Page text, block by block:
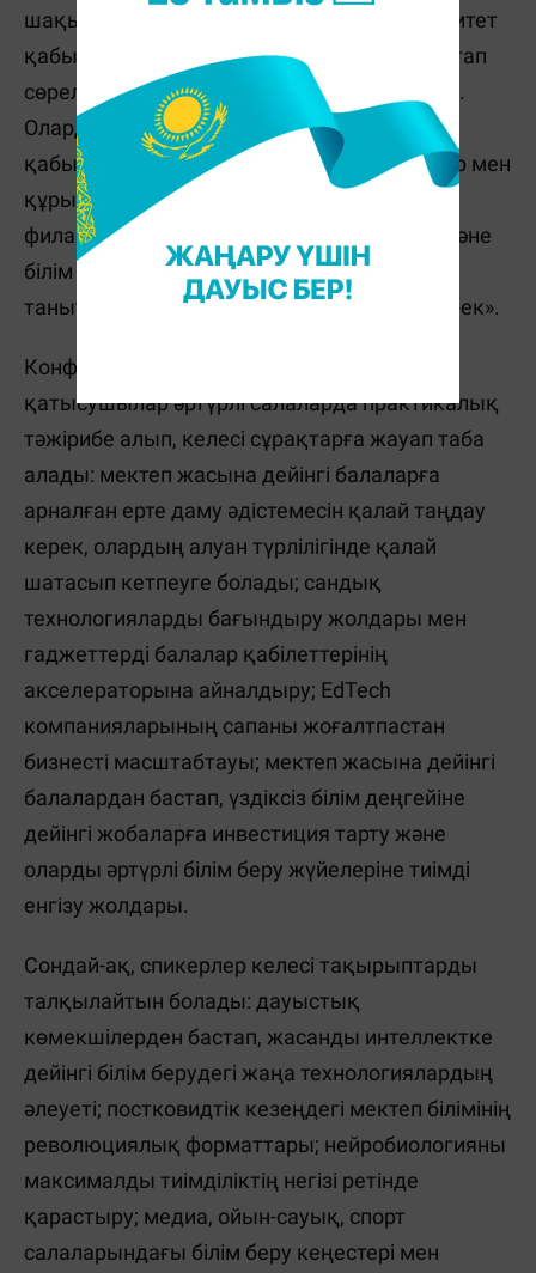
шақырамыз. Ең керемет идеялар университет
қабырғасымен, сынып аясымен немесе кітап
сөрелерімен ғана шектеліп қалмауы керек.
Оларды қолдап, бөлісіп, талқылап және
қабылдау мен дамыту қажет. Инвесторлар мен
құрылтайшылар, саясаткерлр мен
филантроптар, оқытушылар, студенттер және
білім беру тәжірибесіне қызығушылық
танытқандар EdCrunch Glocal-да болуы керек».
Конференция қорытындысы бойынша
қатысушылар әртүрлі салаларда практикалық
тәжірибе алып, келесі сұрақтарға жауап таба
алады: мектеп жасына дейінгі балаларға
арналған ерте даму әдістемесін қалай таңдау
керек, олардың алуан түрлілігінде қалай
шатасып кетпеуге болады; сандық
технологияларды бағындыру жолдары мен
гаджеттерді балалар қабілеттерінің
акселераторына айналдыру; EdTech
компанияларының сапаны жоғалтпастан
бизнесті масштабтауы; мектеп жасына дейінгі
балалардан бастап, үздіксіз білім деңгейіне
дейінгі жобаларға инвестиция тарту және
оларды әртүрлі білім беру жүйелеріне тиімді
енгізу жолдары.
Сондай-ақ, спикерлер келесі тақырыптарды
талқылайтын болады: дауыстық
көмекшілерден бастап, жасанды интеллектке
дейінгі білім берудегі жаңа технологиялардың
әлеуеті; постковидтік кезеңдегі мектеп білімінің
революциялық форматтары; нейробиологияны
максималды тиімділіктің негізі ретінде
қарастыру; медиа, ойын-сауық, спорт
салаларындағы білім беру кеңестері мен